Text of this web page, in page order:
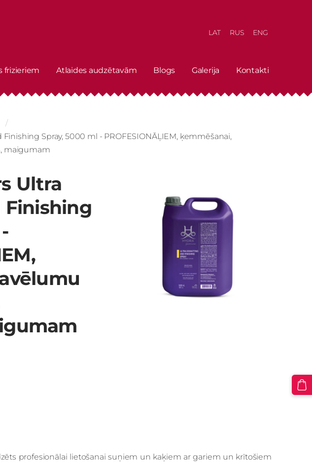
frizieriem Atlaides audzētavām Blogs Galerija Kontakti
LAT RUS ENG
Spray, 5000 ml - PROFESIONĀĻIEM, ķemmēšanai,
maigumam
Ultra
profesionālai lietošanai suņiem un kaķiem ar gariem un krītošiem